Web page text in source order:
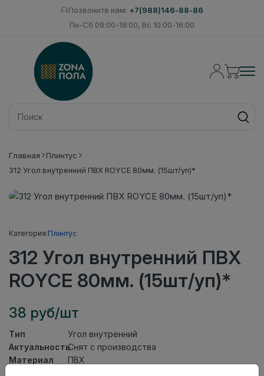
Позвоните нам: +7(988)146-88-86
Пн-Сб 09:00-18:00, Вс 10:00-16:00
Главная
Плинтус
312 Угол внутренний ПВХ ROYCE 80мм. (15шт/уп)*
Категория:Плинтус
312 Угол внутренний ПВХ
ROYCE 80мм. (15шт/уп)*
38 руб/шт
Тип
Угол внутренний
АктуальностьСнят с производства
Материал
ПВХ